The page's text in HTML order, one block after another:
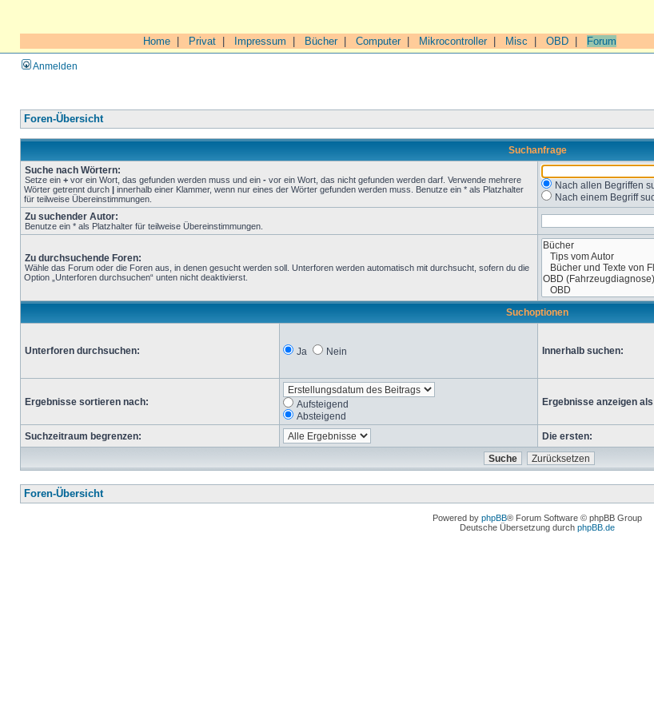
Home Privat Impressum Bücher| Computer| Mikrocontroller| Misc OBD Forum
Anmelden
Foren-Übersicht
Suchanfrage
Suche nach Wörtern:
Setze ein + vor ein Wort, das gefunden werden muss und ein - vor ein Wort, das nicht gefunden werden darf. Verwende mehrere
Wörter getrennt durch | innerhalb einer Klammer, wenn nur eines der Wörter gefunden werden muss. Benutze ein * als Platzhalter
für teilweise Übereinstimmungen.
Nach allen Begriffen
Nach einem Begriff
Zu suchender Autor:
Benutze ein * als Platzhalter für teilweise Übereinstimmungen.
Zu durchsuchende Foren:
Wähle das Forum oder die Foren aus, in denen gesucht werden soll. Unterforen werden automatisch mit durchsucht, sofern du die
Option „Unterforen durchsuchen“ unten nicht deaktivierst.
Suchoptionen
Unterforen durchsuchen: Ja Nein Innerhalb suchen:
Ergebnisse sortieren nach:
Aufsteigend
Absteigend
Ergebnisse anzeigen
Suchzeitraum begrenzen: Die ersten:
Foren-Übersicht
Powered by phpBB® Forum Software © phpBB Group
Deutsche Übersetzung durch phpBB.de